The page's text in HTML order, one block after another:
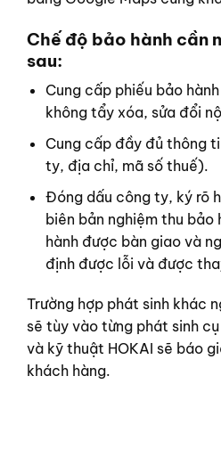
Chế độ bảo hành cần
sau:
Cung cấp phiếu bảo
không tẩy xóa, sửa đổi
Cung cấp đầy đủ thông
ty, địa chỉ, mã số thuế).
Đóng dấu công ty, ký rõ
biên bản nghiệm thu bảo
hành được bàn giao và
định được lỗi và được
Trường hợp phát sinh khác
sẽ tùy vào từng phát sinh
và kỹ thuật HOKAI sẽ báo
khách hàng.